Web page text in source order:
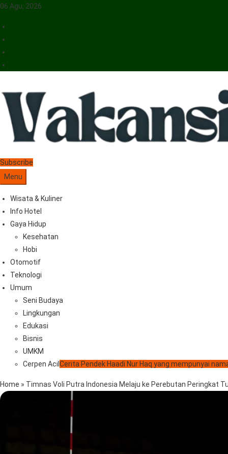
06 Agu, 2026
Vakansiinfo
Menyajikan Berita Serta Informasi Seputar Pariwisata Dan Hotel
Subscribe
Menu
Wisata & Kuliner
Info Hotel
Gaya Hidup
Kesehatan
Hobi
Otomotif
Teknologi
Umum
Seni Budaya
Lingkungan
Edukasi
Bisnis
UMKM
Cerpen Acil Cerita Pendek Haadi Nur Haq yang mempunyai
Home » Timnas Voli Putra Indonesia Melaju ke Perebutan Peringkat